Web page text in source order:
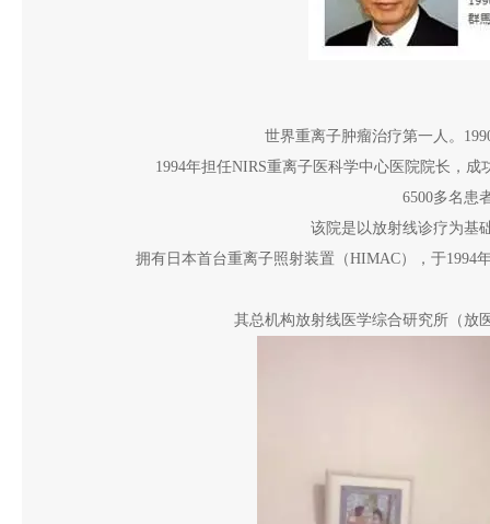
世界重离子肿瘤治疗第一人。
1994年担任NIRS重离子医科学中心医院院长，
6500多名患
该院是以放射线诊疗为基
拥有日本首台重离子照射装置（HIMAC），于1994
其总机构放射线医学综合研究所（放